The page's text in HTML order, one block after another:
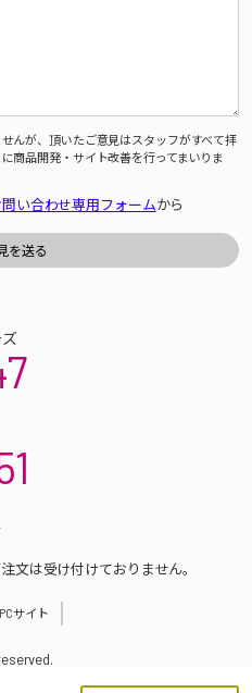
んが、頂いたご意見はスタッフがすべて拝
商品開発・サイト改善を行ってまいりま
問い合わせ専用フォームから
文は受け付けておりません。
PCサイト